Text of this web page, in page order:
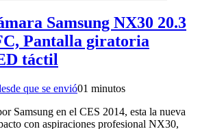
Samsung NX30 20.3
Pantalla giratoria
táctil
que se envió01 minutos
Samsung en el CES 2014, esta la nueva
con aspiraciones profesional NX30,